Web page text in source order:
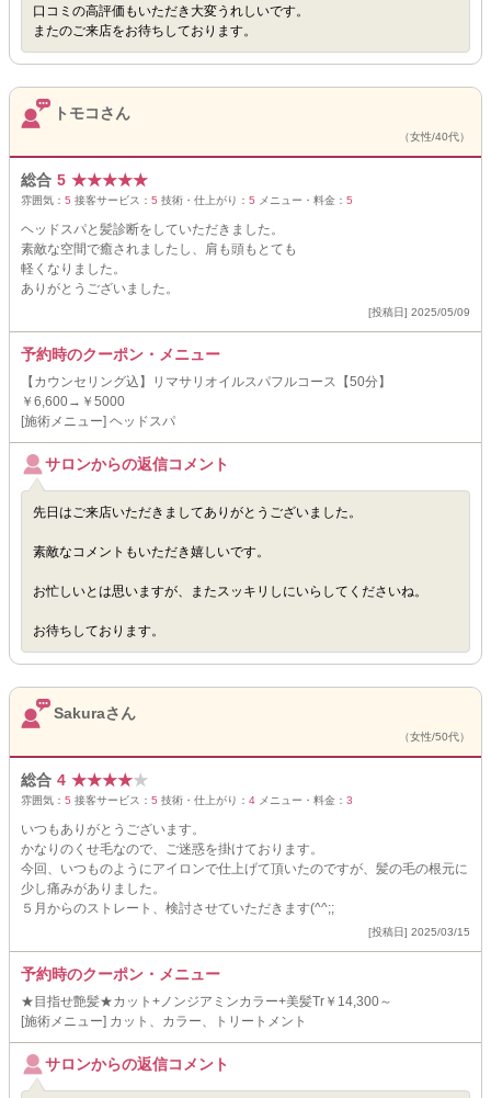
口コミの高評価もいただき大変うれしいです。
またのご来店をお待ちしております。
トモコさん
（女性/40代）
総合 5 ★★★★★
雰囲気： 5 接客サービス： 5 技術・仕上がり： 5 メニュー・料金： 5
ヘッドスパと髪診断をしていただきました。
素敵な空間で癒されましたし、肩も頭もとても
軽くなりました。
ありがとうございました。
[投稿日] 2025/05/09
予約時のクーポン・メニュー
【カウンセリング込】リマサリオイルスパフルコース【50分】
￥6,600→￥5000
[施術メニュー] ヘッドスパ
サロンからの返信コメント
先日はご来店いただきましてありがとうございました。
素敵なコメントもいただき嬉しいです。
お忙しいとは思いますが、またスッキリしにいらしてくださいね。
お待ちしております。
Sakuraさん
（女性/50代）
総合 4 ★★★★★
雰囲気： 5 接客サービス： 5 技術・仕上がり： 4 メニュー・料金： 3
いつもありがとうございます。
かなりのくせ毛なので、ご迷惑を掛けております。
今回、いつものようにアイロンで仕上げて頂いたのですが、髪の毛の根元に
少し痛みがありました。
５月からのストレート、検討させていただきます(^^;;
[投稿日] 2025/03/15
予約時のクーポン・メニュー
★目指せ艶髪★カット+ノンジアミンカラー+美髪Tr￥14,300～
[施術メニュー] カット、カラー、トリートメント
サロンからの返信コメント